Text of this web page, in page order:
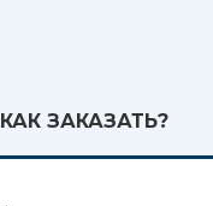
КАК ЗАКАЗАТЬ?